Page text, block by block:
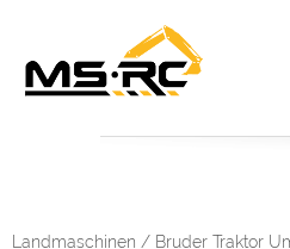
Landmaschinen / Bruder Traktor